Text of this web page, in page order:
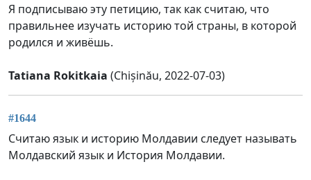
Я подписываю эту петицию, так как считаю, что
правильнее изучать историю той страны, в которой
родился и живёшь.
Tatiana Rokitkaia (Chișinău, 2022-07-03)
#1644
Считаю язык и историю Молдавии следует называть
Молдавский язык и История Молдавии.